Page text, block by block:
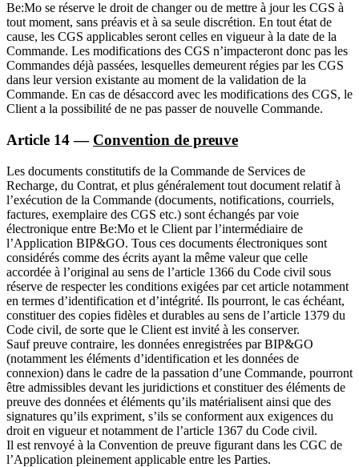
Be:Mo se réserve le droit de changer ou de mettre à jour les CGS à
tout moment, sans préavis et à sa seule discrétion. En tout état de
cause, les CGS applicables seront celles en vigueur à la date de la
Commande. Les modifications des CGS n’impacteront donc pas les
Commandes déjà passées, lesquelles demeurent régies par les CGS
dans leur version existante au moment de la validation de la
Commande. En cas de désaccord avec les modifications des CGS, le
Client a la possibilité de ne pas passer de nouvelle Commande.
Article 14 — Convention de preuve
Les documents constitutifs de la Commande de Services de
Recharge, du Contrat, et plus généralement tout document relatif à
l’exécution de la Commande (documents, notifications, courriels,
factures, exemplaire des CGS etc.) sont échangés par voie
électronique entre Be:Mo et le Client par l’intermédiaire de
l’Application BIP&GO. Tous ces documents électroniques sont
considérés comme des écrits ayant la même valeur que celle
accordée à l’original au sens de l’article 1366 du Code civil sous
réserve de respecter les conditions exigées par cet article notamment
en termes d’identification et d’intégrité. Ils pourront, le cas échéant,
constituer des copies fidèles et durables au sens de l’article 1379 du
Code civil, de sorte que le Client est invité à les conserver.
Sauf preuve contraire, les données enregistrées par BIP&GO
(notamment les éléments d’identification et les données de
connexion) dans le cadre de la passation d’une Commande, pourront
être admissibles devant les juridictions et constituer des éléments de
preuve des données et éléments qu’ils matérialisent ainsi que des
signatures qu’ils expriment, s’ils se conforment aux exigences du
droit en vigueur et notamment de l’article 1367 du Code civil.
Il est renvoyé à la Convention de preuve figurant dans les CGC de
l’Application pleinement applicable entre les Parties.